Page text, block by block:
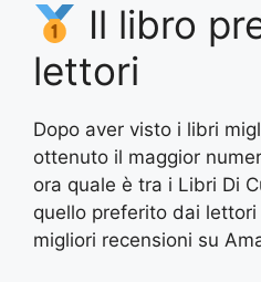
Il libro
lettori
Dopo aver visto i libri
ottenuto il maggior
ora quale è tra i Libri Di
quello preferito dai
migliori recensioni su